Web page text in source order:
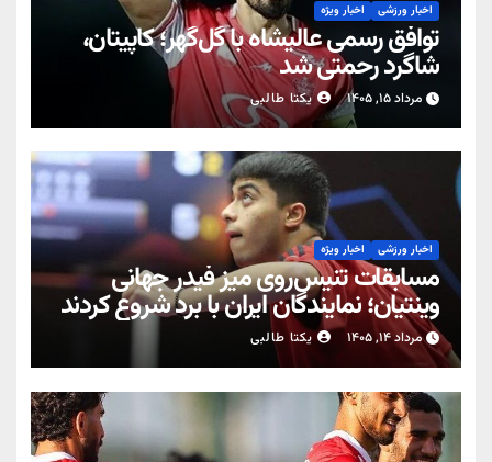
اخبار ورزشی اخبار ویژه
توافق رسمی عالیشاه با گل‌گهر؛ کاپیتان،
شاگرد رحمتی شد
مرداد ۱۵, ۱۴۰۵ یکتا طالبی
اخبار ورزشی اخبار ویژه
مسابقات تنیس‌روی میز فیدر جهانی
وینتیان؛ نمایندگان ایران با برد شروع کردند
مرداد ۱۴, ۱۴۰۵ یکتا طالبی